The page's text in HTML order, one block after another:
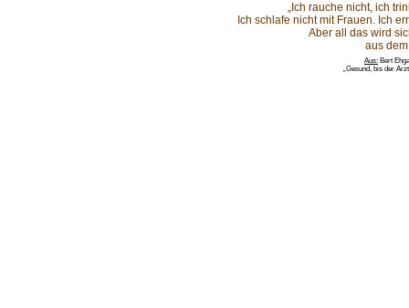
„Ich rauche nicht, ich
Ich schlafe nicht mit Frauen. Ich
Aber all das wird
aus
Aus: Bert
„Gesund, bis der